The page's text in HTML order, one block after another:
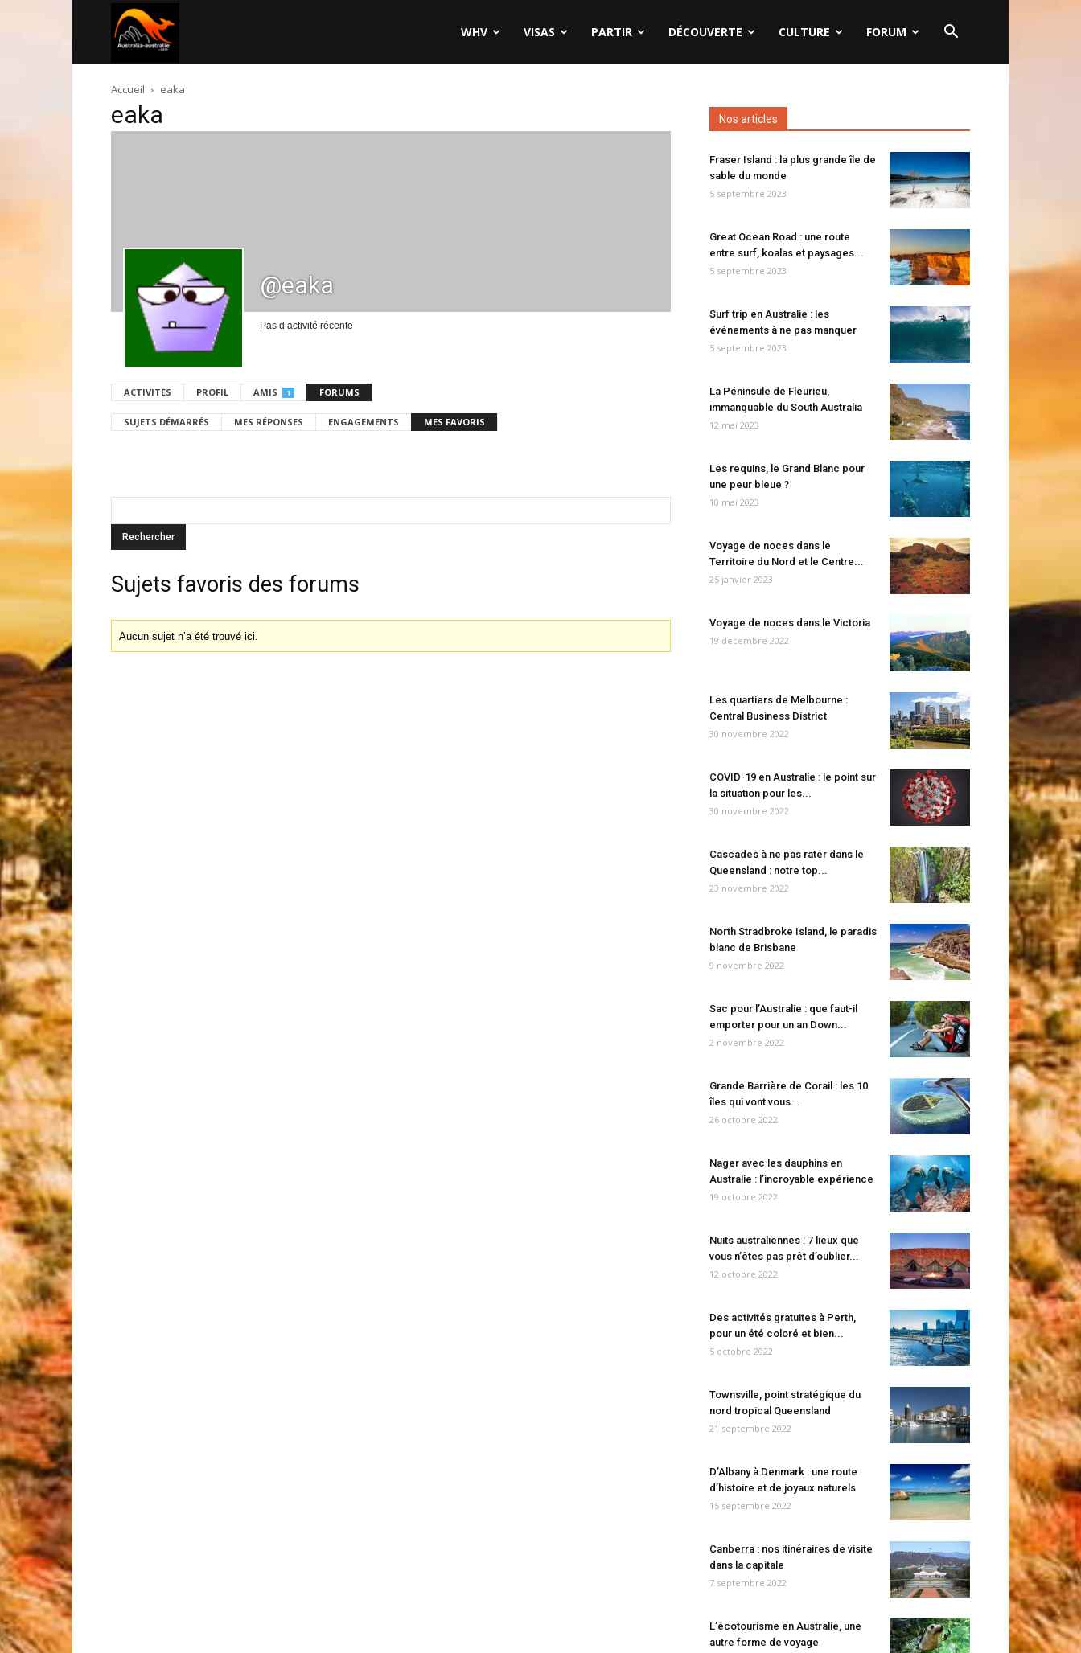
australie.com
WHV VISAS PARTIR DÉCOUVERTE CULTURE FORUM
Accueil eaka
eaka
@eaka
Pas d’activité récente
ACTIVITÉS PROFIL AMIS 1 FORUMS
SUJETS DÉMARRÉS MES RÉPONSES ENGAGEMENTS MES FAVORIS
Sujets favoris des forums
Aucun sujet n’a été trouvé ici.
Nos articles
Fraser Island : la plus grande île de
sable du monde
5 septembre 2023
Great Ocean Road : une route
entre surf, koalas et paysages...
5 septembre 2023
Surf trip en Australie : les
événements à ne pas manquer
5 septembre 2023
La Péninsule de Fleurieu,
immanquable du South Australia
12 mai 2023
Les requins, le Grand Blanc pour
une peur bleue ?
10 mai 2023
Voyage de noces dans le
Territoire du Nord et le Centre...
25 janvier 2023
Voyage de noces dans le Victoria
19 décembre 2022
Les quartiers de Melbourne :
Central Business District
30 novembre 2022
COVID-19 en Australie : le point sur
la situation pour les...
30 novembre 2022
Cascades à ne pas rater dans le
Queensland : notre top...
23 novembre 2022
North Stradbroke Island, le paradis
blanc de Brisbane
9 novembre 2022
Sac pour l’Australie : que faut-il
emporter pour un an Down...
2 novembre 2022
Grande Barrière de Corail : les 10
îles qui vont vous...
26 octobre 2022
Nager avec les dauphins en
Australie : l’incroyable expérience
19 octobre 2022
Nuits australiennes : 7 lieux que
vous n’êtes pas prêt d’oublier...
12 octobre 2022
Des activités gratuites à Perth,
pour un été coloré et bien...
5 octobre 2022
Townsville, point stratégique du
nord tropical Queensland
21 septembre 2022
D’Albany à Denmark : une route
d’histoire et de joyaux naturels
15 septembre 2022
Canberra : nos itinéraires de visite
dans la capitale
7 septembre 2022
L’écotourisme en Australie, une
autre forme de voyage